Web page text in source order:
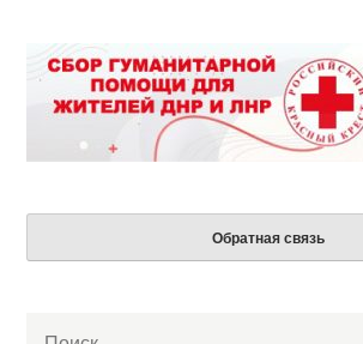
Обратная связь
Search